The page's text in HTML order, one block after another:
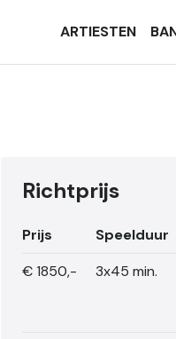
ARTIESTEN
Richtprijs
Prijs Speelduur
€1850,- 3x45 min.